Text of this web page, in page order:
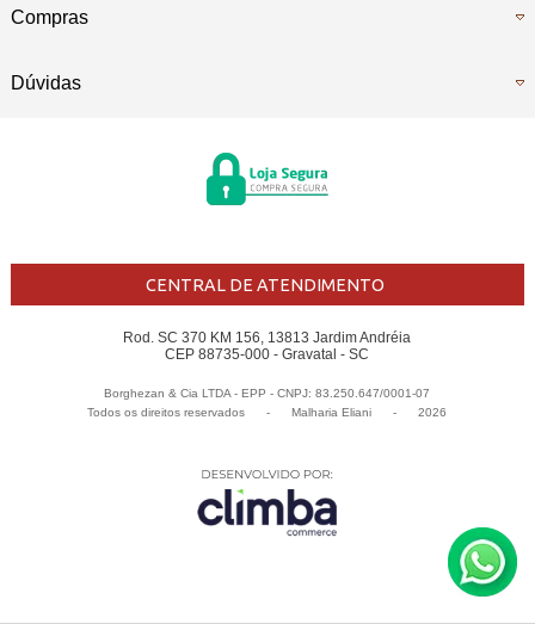
Compras
Dúvidas
CENTRAL DE ATENDIMENTO
Rod. SC 370 KM 156, 13813 Jardim Andréia
CEP 88735-000 - Gravatal - SC
Borghezan & Cia LTDA - EPP - CNPJ: 83.250.647/0001-07
Todos os direitos reservados
- Malharia Eliani - 2026